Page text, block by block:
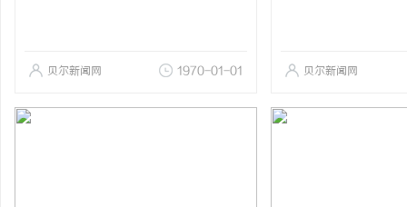
贝尔新闻网 1970-01-01 贝尔新闻网